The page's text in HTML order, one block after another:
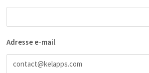
Adresse e-mail